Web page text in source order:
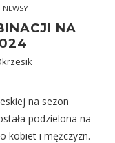
NEWSY
NA
na sezon
podzielona na
kobiet i mężczyzn.